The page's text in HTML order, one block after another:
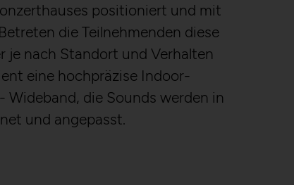
positioniert und mit
die Teilnehmenden diese
je nach Standort und Verhalten
eine hochpräzise Indoor-
die Sounds werden in
und angepasst.